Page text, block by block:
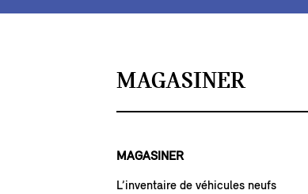
MAGASINER
MAGASINER
L’inventaire de véhicules neufs